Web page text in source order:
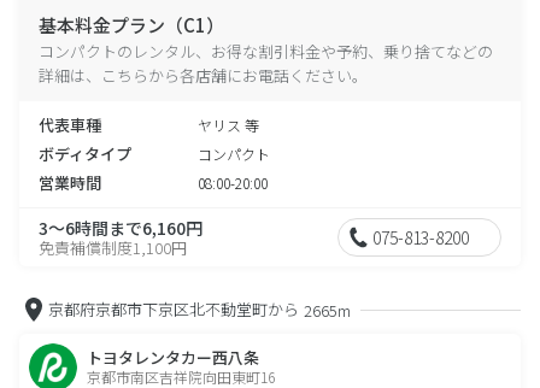
基本料金プラン（C1）
コンパクトのレンタル、お得な割引料金や予約、乗り捨てなどの
詳細は、こちらから各店舗にお電話ください。
代表車種 ヤリス 等
ボディタイプ コンパクト
営業時間 08:00-20:00
3～6時間まで6,160円
免責補償制度1,100円 075-813-8200
京都府京都市下京区北不動堂町から 2665m
トヨタレンタカー西八条
京都市南区吉祥院向田東町16